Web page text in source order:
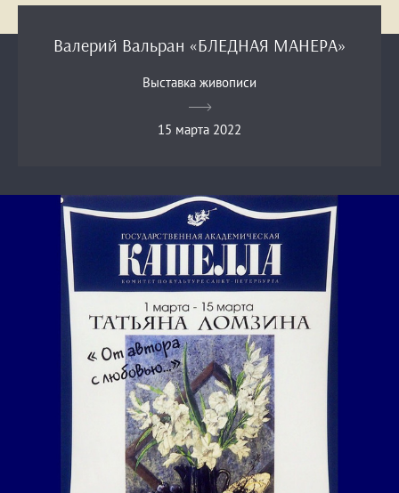
Валерий Вальран «БЛЕДНАЯ МАНЕРА»
Выставка живописи
15 марта 2022